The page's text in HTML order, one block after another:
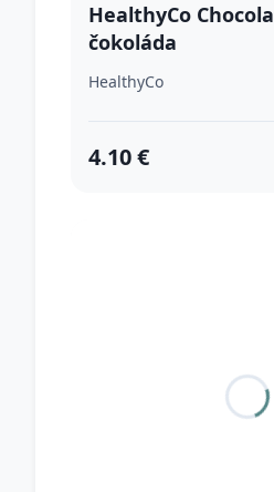
HealthyCo
čokoláda
HealthyCo
4.10 €